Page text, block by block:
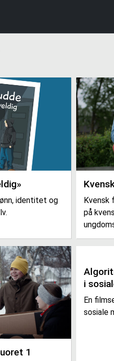
identitet og
Kvensk
på
1
i
En
sosiale